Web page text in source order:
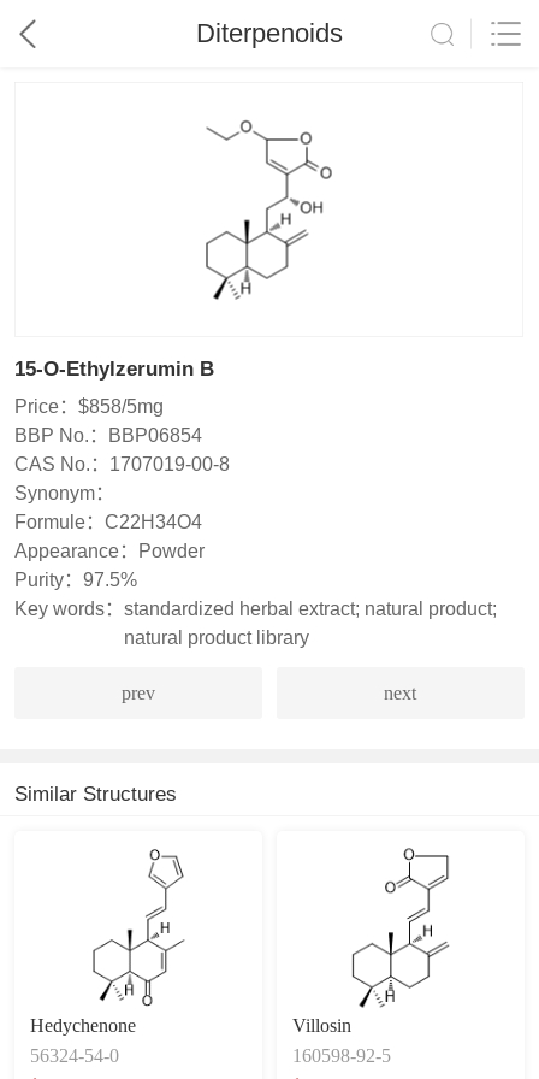
Diterpenoids
15-O-Ethylzerumin B
Price：$858/5mg
BBP No.： BBP06854
CAS No.： 1707019-00-8
Synonym：
Formule：C22H34O4
Appearance： Powder
Purity：97.5%
Key words：standardized herbal extract; natural product;
natural product library
prev next
Similar Structures
Hedychenone
56324-54-0
Villosin
160598-92-5